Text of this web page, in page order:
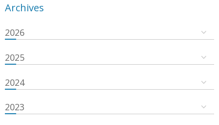
Archives
2026
2025
2024
2023